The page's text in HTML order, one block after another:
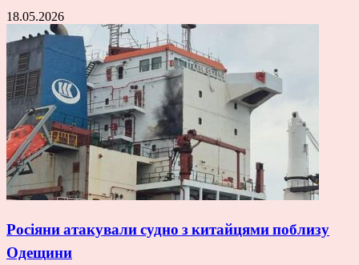
18.05.2026
Росіяни атакували судно з китайцями поблизу
Одещини